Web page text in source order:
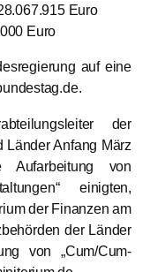
Euro
Euro
auf eine
der
Anfang März
von
einigten,
der Finanzen am
der Länder
von „Cum/Cum-